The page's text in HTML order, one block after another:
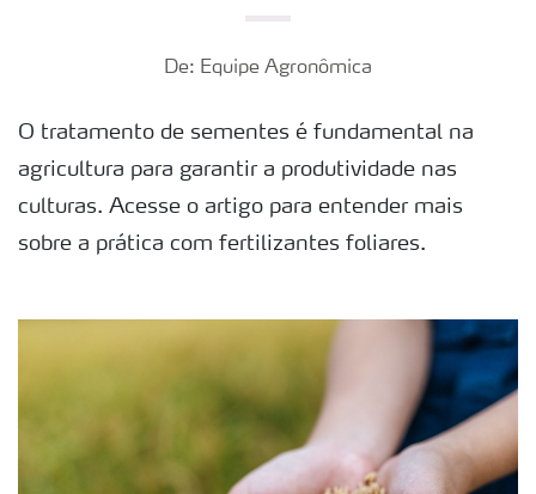
De: Equipe Agronômica
O tratamento de sementes é fundamental na
agricultura para garantir a produtividade nas
culturas. Acesse o artigo para entender mais
sobre a prática com fertilizantes foliares.